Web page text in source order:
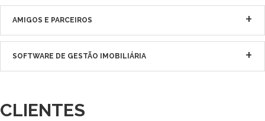
AMIGOS E PARCEIROS
SOFTWARE DE GESTÃO IMOBILIÁRIA
CLIENTES